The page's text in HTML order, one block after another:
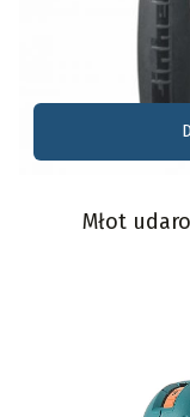
Młot